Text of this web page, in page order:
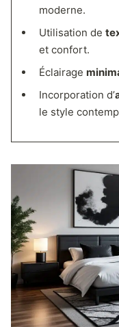
moderne.
Utilisation de
et confort.
Éclairage
Incorporation d’
le style